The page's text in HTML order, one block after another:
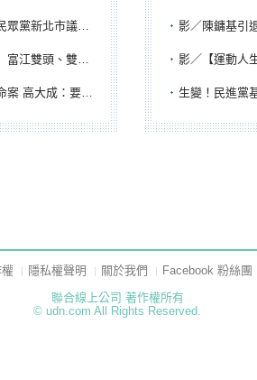
提出校園反毒防線升級政見
一、人頭氣球全登場
要害殺多刀顯示怨恨深
影／陳鏞基引退哽
影／【運動人生】從通靈少
生變！民進黨基隆安樂區
隱私權聲明 關於我們
Facebook 粉絲團
聯合線上公司 著作權所有
© udn.com All Rights Reserved.